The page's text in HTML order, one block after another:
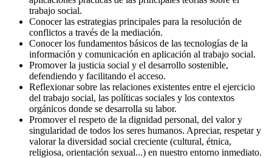
trabajo social.
Conocer las estrategias principales para la resolución de
conflictos a través de la mediación.
Conocer los fundamentos básicos de las tecnologías de la
información y comunicación en aplicación al trabajo social.
Promover la justicia social y el desarrollo sostenible,
defendiendo y facilitando el acceso.
Reflexionar sobre las relaciones existentes entre el ejercicio
del trabajo social, las políticas sociales y los contextos
orgánicos donde se desarrolla su labor.
Promover el respeto de la dignidad personal, del valor y
singularidad de todos los seres humanos. Apreciar, respetar y
valorar la diversidad social creciente (cultural, étnica,
religiosa, orientación sexual...) en nuestro entorno inmediato.